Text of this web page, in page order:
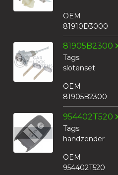
OEM
81910D3000
81905B2300
Tags
slotenset
OEM
81905B2300
954402T520
Tags
handzender
OEM
954402T520